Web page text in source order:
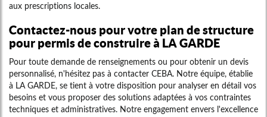
aux prescriptions locales.
Contactez-nous pour votre plan de structure
pour permis de construire à LA GARDE
Pour toute demande de renseignements ou pour obtenir un devis
personnalisé, n'hésitez pas à contacter CEBA. Notre équipe, établie
à LA GARDE, se tient à votre disposition pour analyser en détail vos
besoins et vous proposer des solutions adaptées à vos contraintes
techniques et administratives. Notre engagement envers l'excellence